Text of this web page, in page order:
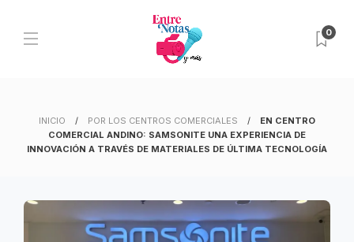
0
INICIO POR LOS CENTROS COMERCIALES
EN CENTRO
COMERCIAL ANDINO: SAMSONITE UNA EXPERIENCIA DE
INNOVACIÓN A TRAVÉS DE MATERIALES DE ÚLTIMA TECNOLOGÍA